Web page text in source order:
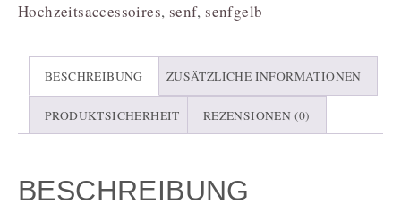
Hochzeitsaccessoires, senf, senfgelb
BESCHREIBUNG ZUSÄTZLICHE INFORMATIONEN
PRODUKTSICHERHEIT REZENSIONEN (0)
BESCHREIBUNG